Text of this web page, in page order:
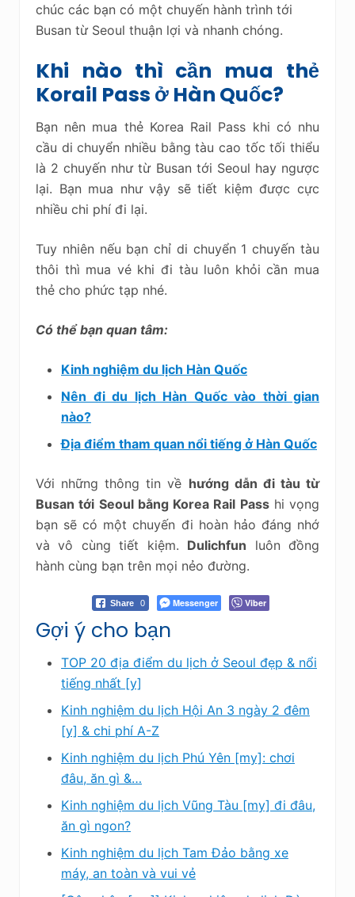
chúc các bạn có một chuyến hành trình tới
Busan từ Seoul thuận lợi và nhanh chóng.
Khi nào thì cần mua thẻ
Korail Pass ở Hàn Quốc?
Bạn nên mua thẻ Korea Rail Pass khi có nhu
cầu di chuyển nhiều bằng tàu cao tốc tối thiểu
là 2 chuyến như từ Busan tới Seoul hay ngược
lại. Bạn mua như vậy sẽ tiết kiệm được cực
nhiều chi phí đi lại.
Tuy nhiên nếu bạn chỉ di chuyển 1 chuyến tàu
thôi thì mua vé khi đi tàu luôn khỏi cần mua
thẻ cho phức tạp nhé.
Có thể bạn quan tâm:
Kinh nghiệm du lịch Hàn Quốc
Nên đi du lịch Hàn Quốc vào thời gian
nào?
Địa điểm tham quan nổi tiếng ở Hàn Quốc
Với những thông tin về hướng dẫn đi tàu từ
Busan tới Seoul bằng Korea Rail Passhi vọng
bạn sẽ có một chuyến đi hoàn hảo đáng nhớ
và vô cùng tiết kiệm. Dulichfun luôn đồng
hành cùng bạn trên mọi nẻo đường.
Share 0 Messenger Viber
Gợi ý cho bạn
TOP 20 địa điểm du lịch ở Seoul đẹp & nổi
tiếng nhất [y]
Kinh nghiệm du lịch Hội An 3 ngày 2 đêm
[y] & chi phí A-Z
Kinh nghiệm du lịch Phú Yên [my]: chơi
đâu, ăn gì &…
Kinh nghiệm du lịch Vũng Tàu [my] đi đâu,
ăn gì ngon?
Kinh nghiệm du lịch Tam Đảo bằng xe
máy, an toàn và vui vẻ